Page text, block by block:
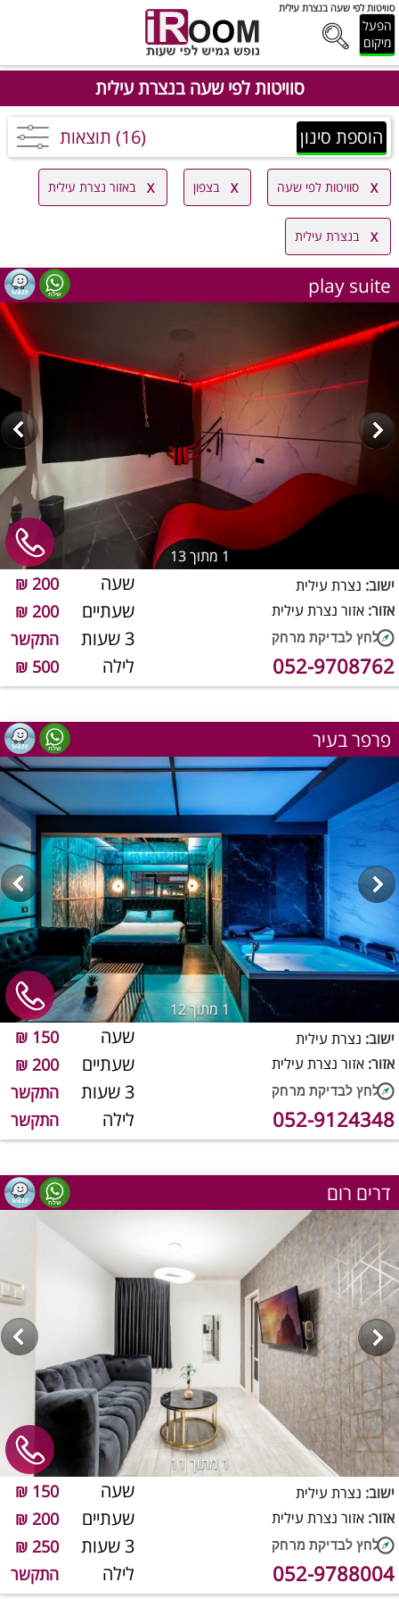
סוויטות לפי שעה בנצרת עילית
הפעל
מיקום
סוויטות לפי שעה בנצרת עילית
הוספת סינון (16) תוצאות
סוויטות לפי שעה בצפון באזור נצרת עילית
בנצרת עילית
play suite
1 מתוך 13
שעה 200 ₪
שעתיים 200 ₪
3 שעות התקשר
לילה 500 ₪
ישוב: נצרת עילית
אזור: אזור נצרת עילית
052-9708762
פרפר בעיר
1 מתוך 12
שעה 150 ₪
שעתיים 200 ₪
3 שעות התקשר
לילה התקשר
ישוב: נצרת עילית
אזור: אזור נצרת עילית
052-9124348
דרים רום
1 מתוך 11
שעה 150 ₪
שעתיים 200 ₪
3 שעות 250 ₪
לילה התקשר
ישוב: נצרת עילית
אזור: אזור נצרת עילית
052-9788004